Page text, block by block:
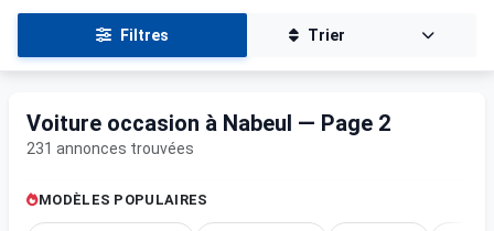
Filtres Trier
Voiture occasion à Nabeul — Page 2
231 annonces trouvées
MODÈLES POPULAIRES